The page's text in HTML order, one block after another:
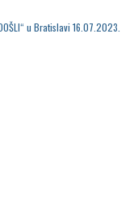
u Bratislavi 16.07.2023.